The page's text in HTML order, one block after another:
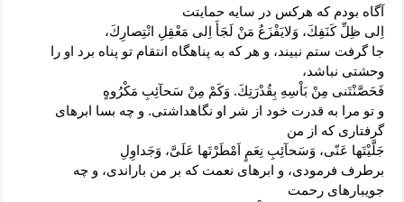
آگاه بودم که هرکس در سایه حمایتت
اِلى‏ ظِلِّ كَنَفِكَ، وَلايَفْزَعُ مَنْ لَجَأَ اِلى‏ مَعْقِلِ انْتِصارِكَ،
جا گرفت ستم نبیند، و هر که به پناهگاه انتقام تو پناه برد او را
وحشتى نباشد،
فَحَصَّنْتَنى مِنْ بَاْسِهِ بِقُدْرَتِكَ. وَكَمْ مِنْ سَحآئِبِ مَكْرُوهٍ
و تو مرا به قدرت خود از شر او نگاهداشتى. و چه بسا ابرهاى
گرفتارى که از من
جَلَّيْتَها عَنّى، وَسَحآئِبِ نِعَمٍ اَمْطَرْتَها عَلَىَّ، وَجَداوِلِ
برطرف فرمودى، و ابرهاى نعمت که بر من باراندى، و چه
جویبارهاى رحمت